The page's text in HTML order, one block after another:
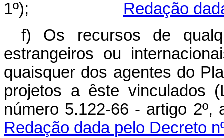
1º); Redação
f) Os recursos de
estrangeiros ou
quaisquer dos agentes do
projetos a êste vinculados
número 5.122-66 - artigo 2º,
Redação dada pelo Decreto